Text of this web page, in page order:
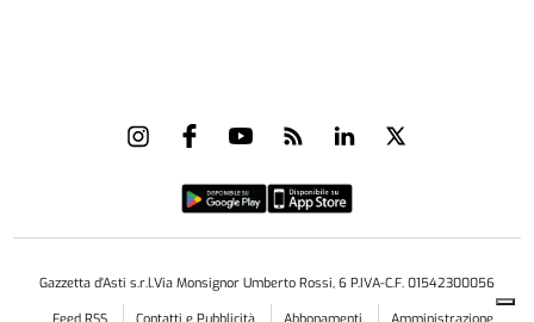
Gazzetta d'Asti s.r.l.Via Monsignor Umberto Rossi, 6 P.IVA-C.F. 01542300056